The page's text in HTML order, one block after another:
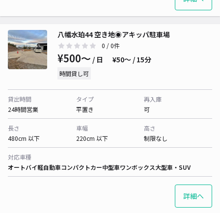
八幡水珀44 空き地◉アキッパ駐車場
0 / 0件
¥500〜 / 日 ¥50〜 / 15分
時間貸し可
貸出時間
24時間営業
タイプ
平置き
再入庫
可
長さ
480cm 以下
車幅
220cm 以下
高さ
制限なし
対応車種
オートバイ軽自動車コンパクトカー中型車ワンボックス大型車・SUV
詳細へ